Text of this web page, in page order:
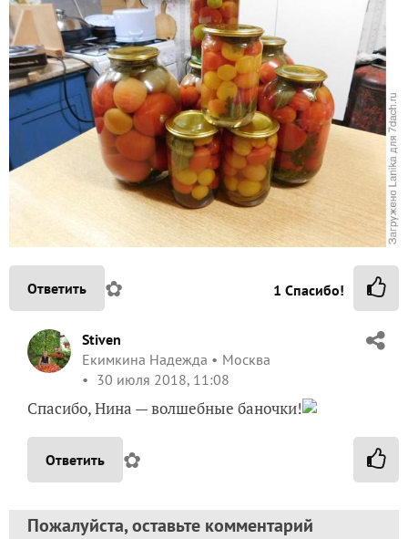
Ответить ✿ 1 Спасибо!
Stiven
Екимкина Надежда
Москва
30 июля 2018, 11:08
Спасибо, Нина — волшебные баночки!
Ответить ✿
Пожалуйста, оставьте комментарий